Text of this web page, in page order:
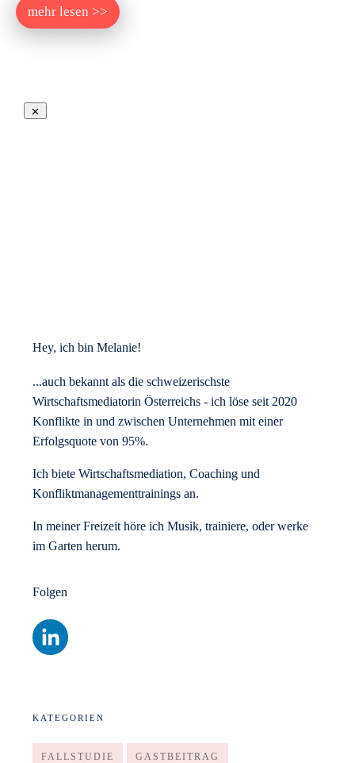
mehr lesen >>
Hey, ich bin Melanie!
...auch bekannt als die schweizerischste
Wirtschaftsmediatorin Österreichs - ich löse seit 2020
Konflikte in und zwischen Unternehmen mit einer
Erfolgsquote von 95%.
Ich biete Wirtschaftsmediation, Coaching und
Konfliktmanagementtrainings an.
In meiner Freizeit höre ich Musik, trainiere, oder werke
im Garten herum.
Folgen
KATEGORIEN
FALLSTUDIE GASTBEITRAG